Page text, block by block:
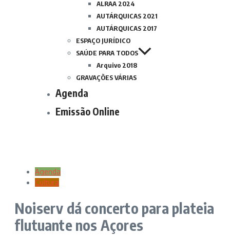
ALRAA 2024
AUTÁRQUICAS 2021
AUTÁRQUICAS 2017
ESPAÇO JURÍDICO
SAÚDE PARA TODOS
Arquivo 2018
GRAVAÇÕES VÁRIAS
Agenda
Emissão Online
Agenda
Cultura
Noiserv dá concerto para plateia
flutuante nos Açores